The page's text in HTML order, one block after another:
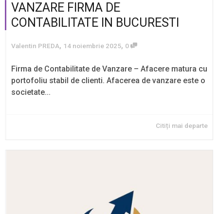
VANZARE FIRMA DE
CONTABILITATE IN BUCURESTI
Valentin PREDA, 14 noiembrie 2025, 0
Firma de Contabilitate de Vanzare – Afacere matura cu
portofoliu stabil de clienti. Afacerea de vanzare este o
societate...
Citiți mai departe